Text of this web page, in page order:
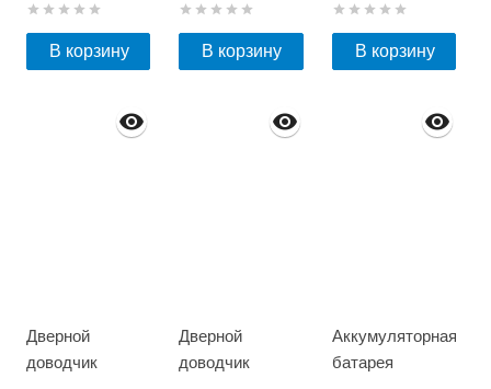
В корзину В корзину В корзину
Дверной
доводчик
Дверной
доводчик
Аккумуляторная
батарея